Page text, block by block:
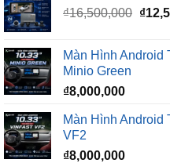
₫16,500,000 Giá
₫
Màn Hình Android
Minio Green
₫8,000,000
Màn Hình Android
VF2
₫8,000,000